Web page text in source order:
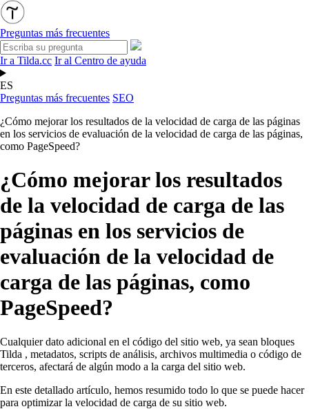
Preguntas más frecuentes
Ir a Tilda.cc Ir al Centro de ayuda
ES
Preguntas más frecuentes SEO
¿Cómo mejorar los resultados de la velocidad de carga de las páginas
en los servicios de evaluación de la velocidad de carga de las páginas,
como PageSpeed?
¿Cómo mejorar los resultados
de la velocidad de carga de las
páginas en los servicios de
evaluación de la velocidad de
carga de las páginas, como
PageSpeed?
Cualquier dato adicional en el código del sitio web, ya sean bloques
Tilda , metadatos, scripts de análisis, archivos multimedia o código de
terceros, afectará de algún modo a la carga del sitio web.
En este detallado artículo, hemos resumido todo lo que se puede hacer
para optimizar la velocidad de carga de su sitio web.